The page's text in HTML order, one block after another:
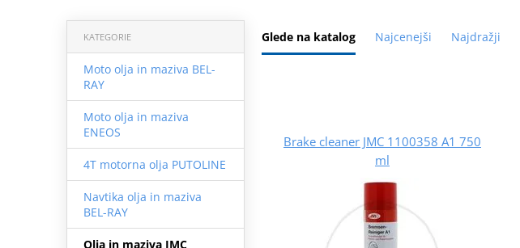
Glede na katalog Najcenejši Najdražji
KATEGORIE
Moto olja in maziva BEL-
RAY
Moto olja in maziva
ENEOS
4T motorna olja PUTOLINE
Navtika olja in maziva
BEL-RAY
Olja in maziva JMC
Brake cleaner JMC 1100358 A1 750
ml